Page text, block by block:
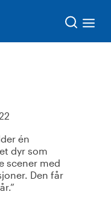
én
dyr som
scener med
Den får